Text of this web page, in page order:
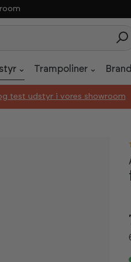
Trampoliner
test udstyr i vores showroom